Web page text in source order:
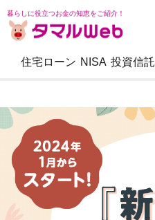
暮らしに役立つお金の知恵をご紹介！
住宅ローン NISA 投資信託